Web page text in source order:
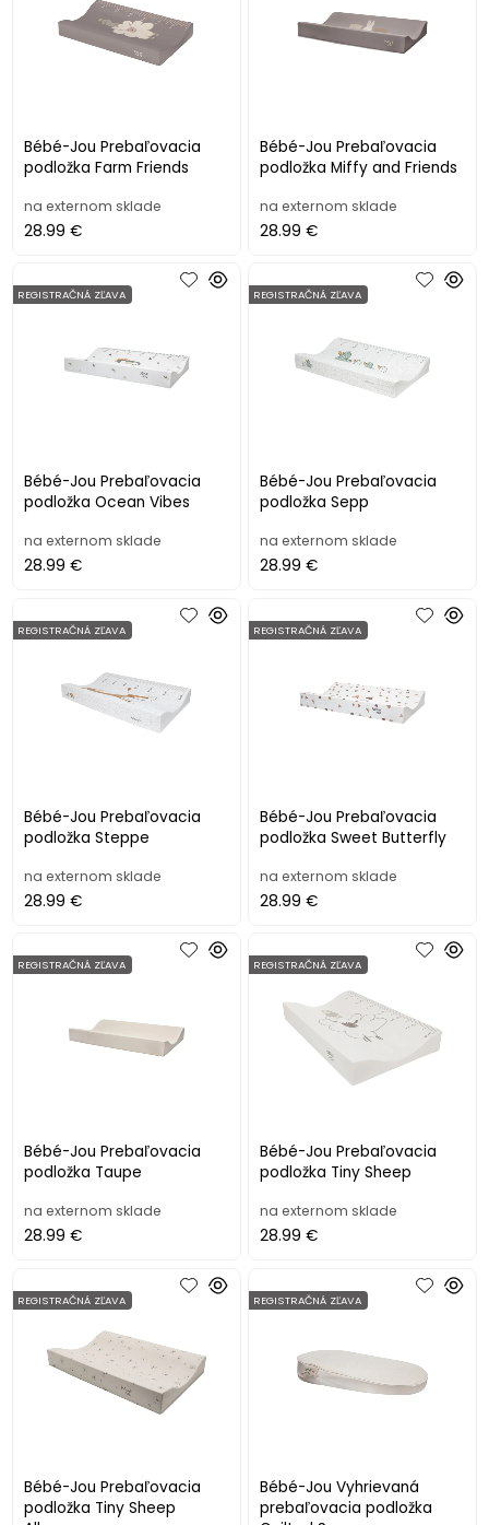
Bébé-Jou Prebaľovacia
podložka Farm Friends
na externom sklade
28.99 €
Bébé-Jou Prebaľovacia
podložka Miffy and Friends
na externom sklade
28.99 €
Bébé-Jou Prebaľovacia
podložka Ocean Vibes
REGISTRAČNÁ ZĽAVA
na externom sklade
28.99 €
Bébé-Jou Prebaľovacia
podložka Sepp
REGISTRAČNÁ ZĽAVA
na externom sklade
28.99 €
Bébé-Jou Prebaľovacia
podložka Steppe
REGISTRAČNÁ ZĽAVA
na externom sklade
28.99 €
Bébé-Jou Prebaľovacia
podložka Sweet Butterfly
REGISTRAČNÁ ZĽAVA
na externom sklade
28.99 €
Bébé-Jou Prebaľovacia
podložka Taupe
REGISTRAČNÁ ZĽAVA
na externom sklade
28.99 €
Bébé-Jou Prebaľovacia
podložka Tiny Sheep
REGISTRAČNÁ ZĽAVA
na externom sklade
28.99 €
Bébé-Jou Prebaľovacia
podložka Tiny Sheep
REGISTRAČNÁ ZĽAVA
Bébé-Jou Vyhrievaná
prebaľovacia podložka
REGISTRAČNÁ ZĽAVA